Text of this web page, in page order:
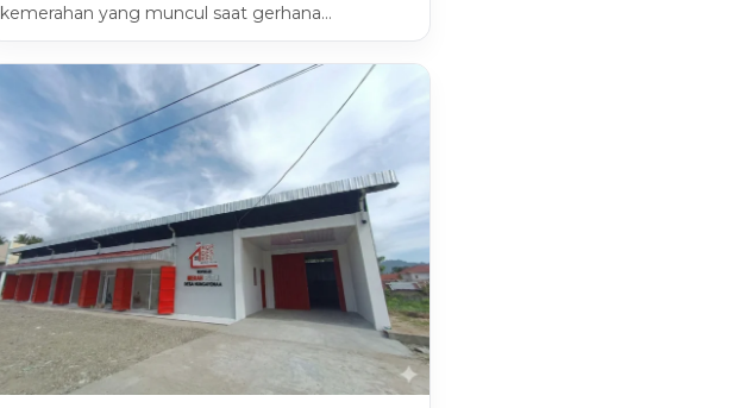
kemerahan yang muncul saat gerhana…